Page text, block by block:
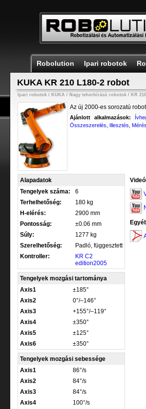
Robolution Ipari robotok
KUKA KR 210 L180-2 robot
Ipari robotok / KUKA / Nagy teherbírású robotok / KR
Az új 2000-es sorozatú
Ajánlott alkalmazások:
Összeszerelés
Illesztés Mérés
Alapadatok
Tengelyek száma:
6
Terhelhetőség:
180 kg
H-elérés:
2900 mm
Pontosság:
±0.06 mm
Súly:
1277 kg
Szerelhetőség:
Padló, függesztett
Kontroller:
KR C2
edition2005
Tengelyek mozgási tartománya
Axis1
±185°
Axis2
0°/–146°
Axis3
+155°/–119°
Axis4
±350°
Axis5
±125°
Axis6
±350°
Tengelyek mozgási sebessége
Axis1
86°/s
Axis2
84°/s
Axis3
84°/s
Axis4
100°/s